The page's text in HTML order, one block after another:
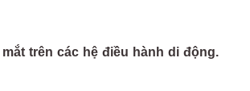
trên các hệ điều hành di động.